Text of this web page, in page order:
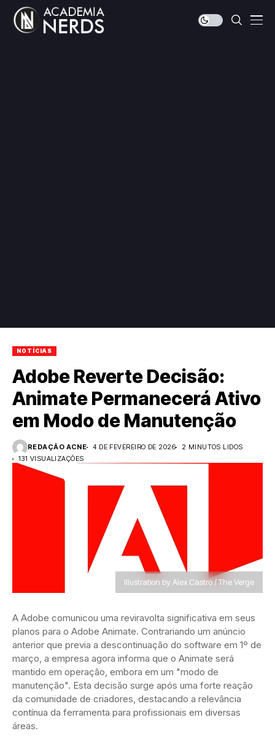
NOTÍCIAS
Adobe Reverte Decisão:
Animate Permanecerá Ativo
em Modo de Manutenção
REDAÇÃO ACNE 4 DE FEVEREIRO DE 2026
2 MINUTOS LIDOS
131 VISUALIZAÇÕES
Illustration by Alex Castro / The Verge
A Adobe comunicou uma reviravolta significativa em seus
planos para o Adobe Animate. Contrariando um anúncio
anterior que previa a descontinuação do software em 1º de
março, a empresa agora informa que o Animate será
mantido em operação, embora em um "modo de
manutenção". Esta decisão surge após uma forte reação
da comunidade de criadores, destacando a relevância
contínua da ferramenta para profissionais em diversas
áreas.